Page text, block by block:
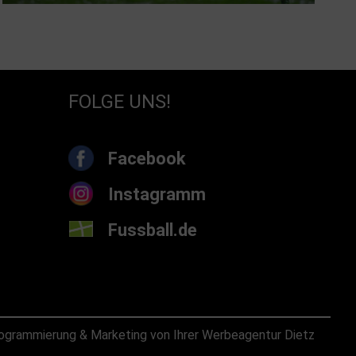
FOLGE UNS!
Facebook
Instagramm
Fussball.de
& Marketing von Ihrer Werbeagentur Dietz